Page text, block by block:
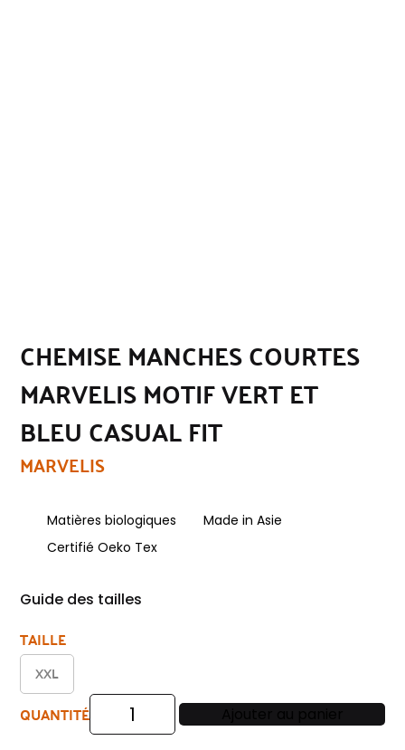
CHEMISE MANCHES COURTES
MARVELIS MOTIF VERT ET
BLEU CASUAL FIT
MARVELIS
Matières biologiques
Made in Asie
Certifié Oeko Tex
Guide des tailles
TAILLE
XXL
quantité
QUANTITÉ